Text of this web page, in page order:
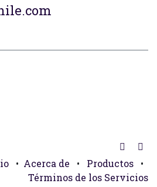
• Acerca de • Productos
•
Términos de los Servicios